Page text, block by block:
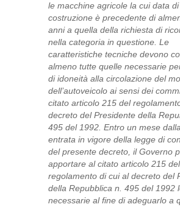
le macchine agricole la cui data di
costruzione è precedente di
anni a quella della richiesta di
nella categoria in questione. Le
caratteristiche tecniche devono
almeno tutte quelle necessarie
di idoneità alla circolazione del
dell’autoveicolo ai sensi dei
citato articolo 215 del
decreto del Presidente della
495 del 1992. Entro un mese
entrata in vigore della legge di
del presente decreto, il Governo
apportare al citato articolo 215 del
regolamento di cui al decreto del
della Repubblica n. 495 del 1992
necessarie al fine di adeguarlo a